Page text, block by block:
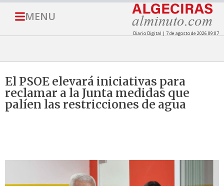
MENU
Diario Digital | 7 de agosto de 2026 09:07
El PSOE elevará iniciativas para
reclamar a la Junta medidas que
palíen las restricciones de agua